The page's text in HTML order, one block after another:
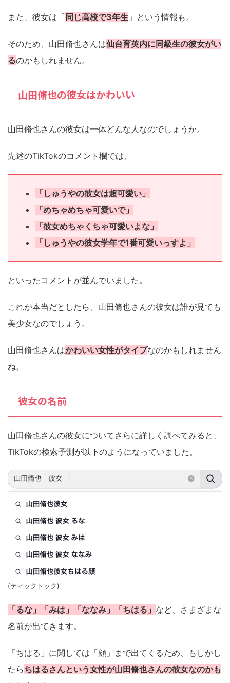
また、彼女は「 同じ高校で3年生 」という情報も。
そのため、山田脩也さんは仙台育英内に同級生の彼女がい
るのかもしれません。
山田脩也の彼女はかわいい
山田脩也さんの彼女は一体どんな人なのでしょうか。
先述のTikTokのコメント欄では、
「しゅうやの彼女は超可愛い」
「めちゃめちゃ可愛いで」
「彼女めちゃくちゃ可愛いよな」
「しゅうやの彼女学年で1番可愛いっすよ」
といったコメントが並んでいました。
これが本当だとしたら、山田脩也さんの彼女は誰が見ても
美少女なのでしょう。
山田脩也さんはかわいい女性がタイプなのかもしれません
ね。
彼女の名前
山田脩也さんの彼女についてさらに詳しく調べてみると、
TikTokの検索予測が以下のようになっていました。
(ティックトック)
「るな」「みは」「ななみ」「ちはる」 など、さまざまな
名前が出てきます。
「ちはる」に関しては「顔」まで出てくるため、もしかし
たらちはるさんという女性が山田脩也さんの彼女なのかも